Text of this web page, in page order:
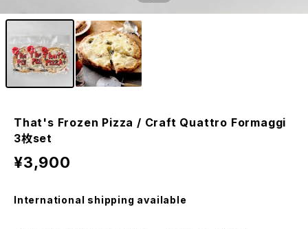
That's Frozen Pizza / Craft Quattro Formaggi
3枚set
¥3,900
International shipping available